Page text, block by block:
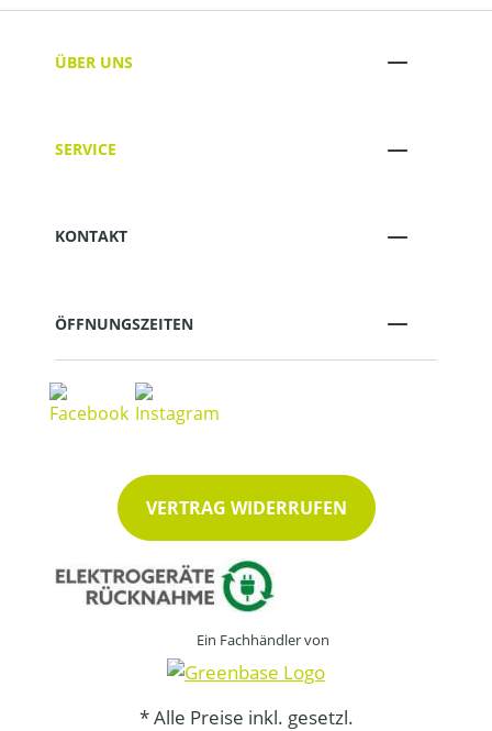
ÜBER UNS
SERVICE
KONTAKT
ÖFFNUNGSZEITEN
VERTRAG WIDERRUFEN
Ein Fachhändler von
* Alle Preise inkl. gesetzl.